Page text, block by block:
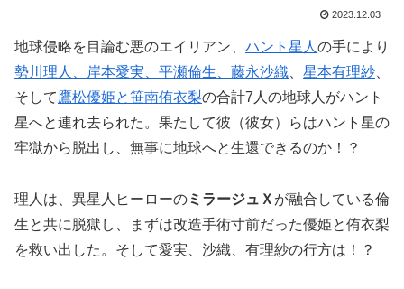
2023.12.03
地球侵略を目論む悪のエイリアン、 ハント星人 の手により
勢川理人、岸本愛実、平瀬倫生、藤永沙織
星本有理紗
そして鷹松優姫と笹南侑衣梨の合計7人の地球人がハント
星へと連れ去られた。果たして彼（彼女）らはハント星の
牢獄から脱出し、無事に地球へと生還できるのか！？
理人は、異星人ヒーローのミラージュＸ が融合している倫
生と共に脱獄し、まずは改造手術寸前だった優姫と侑衣梨
を救い出した。そして愛実、沙織、有理紗の行方は！？